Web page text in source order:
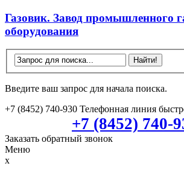
Газовик. Завод промышленного
оборудования
Введите ваш запрос для начала поиска.
+7 (8452) 740-930 Телефонная линия
+7 (8452) 740-
Заказать обратный звонок
Меню
x